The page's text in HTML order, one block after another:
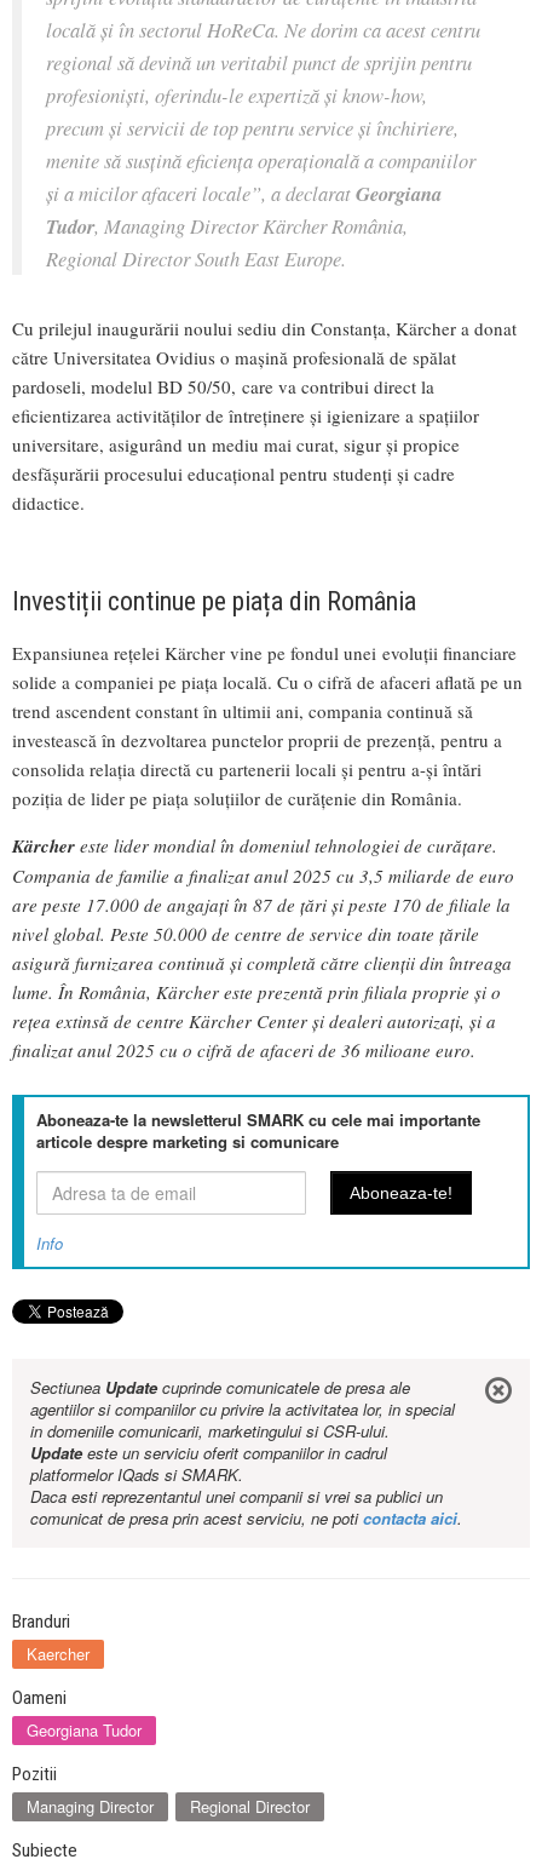
locală și în sectorul HoReCa. Ne dorim ca acest centru
regional să devină un veritabil punct de sprijin pentru
profesioniști, oferindu-le expertiză și know-how,
precum și servicii de top pentru service și închiriere,
menite săsusțină eficiența operațională a companiilor
și a micilor afaceri locale”, a declaratGeorgiana
Tudor, Managing Director Kärcher România,
Regional Director South East Europe.
Cu prilejul inaugurării noului sediu din Constanța, Kärcher a donat
către Universitatea Ovidius o mașină profesională de spălat
pardoseli, modelul BD 50/50, care va contribui direct la
eficientizarea activităților de întreținere și igienizare a spațiilor
universitare, asigurând un mediu mai curat, sigur și propice
desfășurării procesului educațional pentru studenți și cadre
didactice.
Investiții continue pe piața din România
Expansiunea rețelei Kärcher vine pe fondul unei evoluții financiare
solide a companiei pe piața locală. Cu o cifră de afaceri aflată pe un
trend ascendent constant în ultimii ani, compania continuă să
investească în dezvoltarea punctelor proprii de prezență, pentru a
consolida relația directă cu partenerii locali și pentru a-și întări
poziția de lider pe piața soluțiilor de curățenie din România.
Kärcher este lider mondial în domeniul tehnologiei de curățare.
Compania de familie a finalizat anul 2025 cu 3,5 miliarde de euro
are peste 17.000 de angajați în 87 de țări și peste 170 de filiale la
nivel global. Peste 50.000 de centre de service din toate țările
asigură furnizarea continuă și completă către clienții din întreaga
lume. În România, Kärcher este prezentă prin filiala proprie și o
rețea extinsă de centre Kärcher Center și dealeri autorizați, și a
finalizat anul 2025 cu o cifră de afaceri de 36 milioane euro.
Aboneaza-te la newsletterul SMARK cu cele mai importante
articole despre marketing si comunicare
Info
Sectiunea Updatecuprinde comunicatele de presa ale
agentiilor si companiilor cu privire la activitatea lor, in special
in domeniile comunicarii, marketingului si CSR-ului.
Updateeste un serviciu oferit companiilor in cadrul
platformelor IQads si SMARK.
Daca esti reprezentantul unei companii si vrei sa publici un
comunicat de presa prin acest serviciu, ne poticontacta aici.
Branduri
Kaercher
Oameni
Georgiana Tudor
Pozitii
Managing Director Regional Director
Subiecte